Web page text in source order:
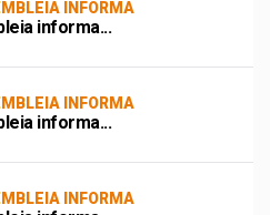
INFORMA
informa...
INFORMA
informa...
INFORMA